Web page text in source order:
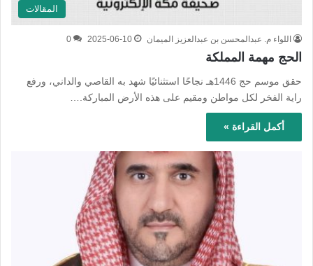
المقالات
اللواء م. عبدالمحسن بن عبدالعزيز الميمان 2025-06-10
0
الحج مهمة المملكة
حقق موسم حج 1446هـ نجاحًا استثنائيًا شهد به القاصي والداني، ورفع
راية الفخر لكل مواطن ومقيم على هذه الأرض المباركة.…
أكمل القراءة »